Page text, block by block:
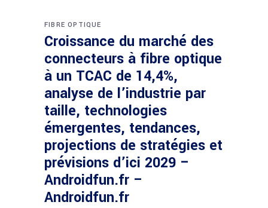
FIBRE OPTIQUE
Croissance du marché des
connecteurs à fibre optique
à un TCAC de 14,4%,
analyse de l’industrie par
taille, technologies
émergentes, tendances,
projections de stratégies et
prévisions d’ici 2029 –
Androidfun.fr –
Androidfun.fr